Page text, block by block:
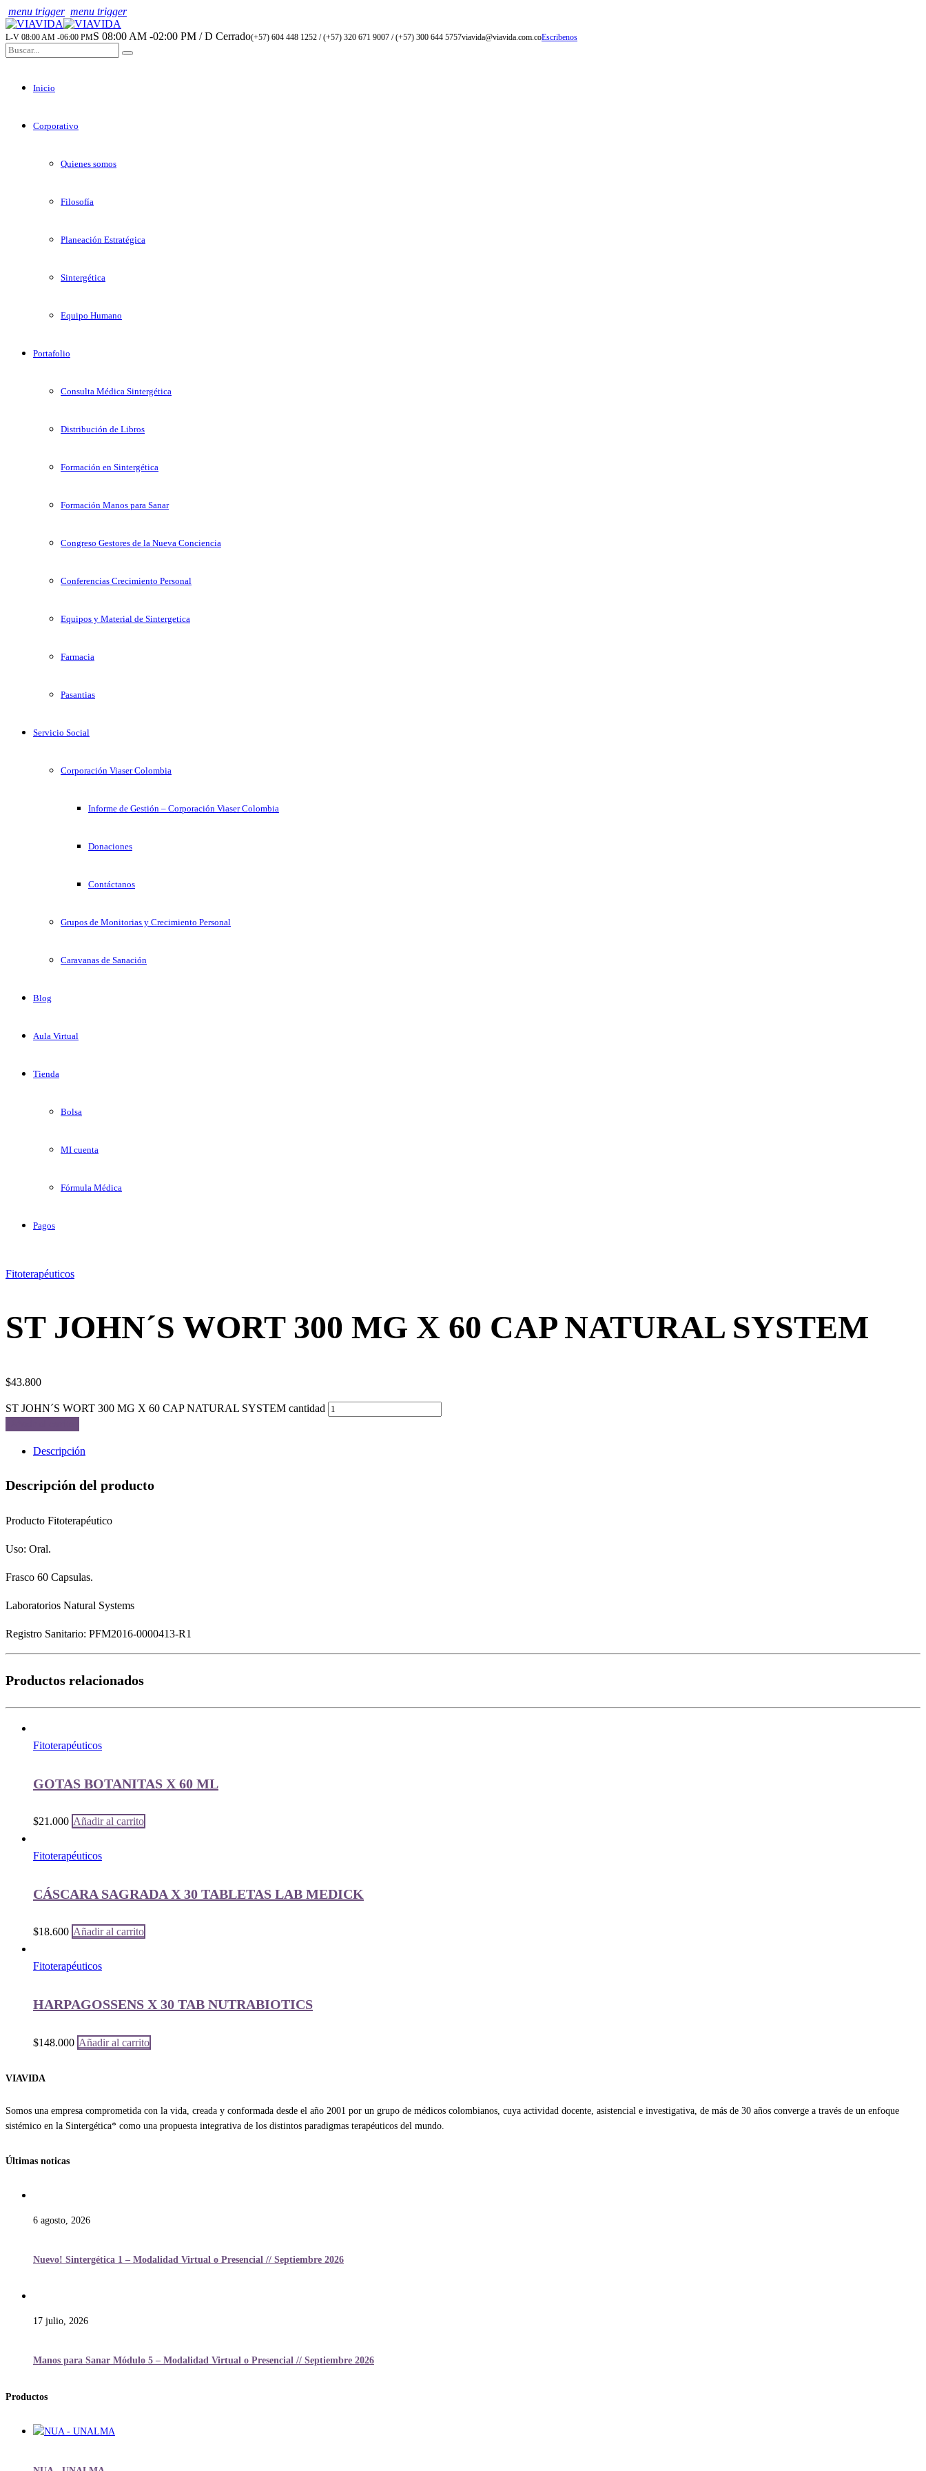
menu trigger menu trigger
L-V 08:00 AM -06:00 PMS 08:00 AM -02:00 PM / D Cerrado(+57) 604 448 1252 / (+57) 320 671 9007 / (+57) 300 644 5757viavida@viavida.com.coEscribenos
Inicio
Corporativo
Quienes somos
Filosofía
Planeación Estratégica
Sintergética
Equipo Humano
Portafolio
Consulta Médica Sintergética
Distribución de Libros
Formación en Sintergética
Formación Manos para Sanar
Congreso Gestores de la Nueva Conciencia
Conferencias Crecimiento Personal
Equipos y Material de Sintergetica
Farmacia
Pasantias
Servicio Social
Corporación Viaser Colombia
Informe de Gestión – Corporación Viaser Colombia
Donaciones
Contáctanos
Grupos de Monitorias y Crecimiento Personal
Caravanas de Sanación
Blog
Aula Virtual
Tienda
Bolsa
MI cuenta
Fórmula Médica
Pagos
Fitoterapéuticos
ST JOHN´S WORT 300 MG X 60 CAP NATURAL SYSTEM
$43.800
ST JOHN´S WORT 300 MG X 60 CAP NATURAL SYSTEM cantidad
Descripción
Descripción del producto
Producto Fitoterapéutico
Uso: Oral.
Frasco 60 Capsulas.
Laboratorios Natural Systems
Registro Sanitario: PFM2016-0000413-R1
Productos relacionados
Fitoterapéuticos
GOTAS BOTANITAS X 60 ML
$21.000 Añadir al carrito
Fitoterapéuticos
CÁSCARA SAGRADA X 30 TABLETAS LAB MEDICK
$18.600 Añadir al carrito
Fitoterapéuticos
HARPAGOSSENS X 30 TAB NUTRABIOTICS
$148.000 Añadir al carrito
VIAVIDA
Somos una empresa comprometida con la vida, creada y conformada desde el año 2001 por un grupo de médicos colombianos, cuya actividad docente, asistencial e investigativa, de más de 30 años converge a través de un enfoque
sistémico en la Sintergética* como una propuesta integrativa de los distintos paradigmas terapéuticos del mundo.
Últimas noticas
6 agosto, 2026
Nuevo! Sintergética 1 – Modalidad Virtual o Presencial // Septiembre 2026
17 julio, 2026
Manos para Sanar Módulo 5 – Modalidad Virtual o Presencial // Septiembre 2026
Productos